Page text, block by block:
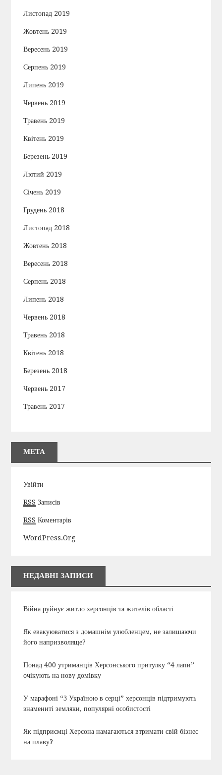
Листопад 2019
Жовтень 2019
Вересень 2019
Серпень 2019
Липень 2019
Червень 2019
Травень 2019
Квітень 2019
Березень 2019
Лютий 2019
Січень 2019
Грудень 2018
Листопад 2018
Жовтень 2018
Вересень 2018
Серпень 2018
Липень 2018
Червень 2018
Травень 2018
Квітень 2018
Березень 2018
Червень 2017
Травень 2017
МЕТА
Увійти
RSS Записів
RSS Коментарів
WordPress.org
НЕДАВНІ ЗАПИСИ
Війна руйнує житло херсонців та жителів області
Як евакуюватися з домашнім улюбленцем, не залишаючи
його напризволяще?
Понад 400 утриманців Херсонського притулку “4 лапи”
очікують на нову домівку
У марафоні “З Україною в серці” херсонців підтримують
знамениті земляки, популярні особистості
Як підприємці Херсона намагаються втримати свій бізнес
на плаву?